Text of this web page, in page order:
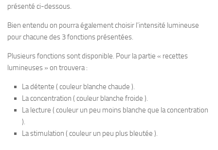
présenté ci-dessous.
Bien entendu on pourra également choisir l’intensité lumineuse
pour chacune des 3 fonctions présentées.
Plusieurs fonctions sont disponible. Pour la partie « recettes
lumineuses » on trouvera :
La détente ( couleur blanche chaude ).
La concentration ( couleur blanche froide ).
La lecture ( couleur un peu moins blanche que la concentration
).
La stimulation ( couleur un peu plus bleutée ).